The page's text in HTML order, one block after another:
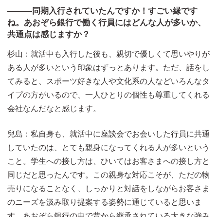
―――同期入行されていたんですか！すごい縁です
ね。あおぞら銀行で働く行員にはどんな人が多いか、
共通点は感じますか？
杉山：就活中も入行した後も、親切で優しくて思いやりが
ある人が多いという印象はずっとあります。ただ、話をし
てみると、スポーツ好きな人や文化系の人などいろんなタ
イプの方がいるので、一人ひとりの個性も尊重してくれる
会社なんだなと感じます。
兒島：私自身も、就活中に座談会でお会いした行員に共通
していたのは、とても親身になってくれる人が多いという
こと。学生への接し方は、ひいてはお客さまへの接し方と
同じだと思ったんです。この親身な対応こそが、ただの物
売りになることなく、しっかりと対話をしながらお客さま
のニーズを汲み取り提案する姿勢に通じていると思いま